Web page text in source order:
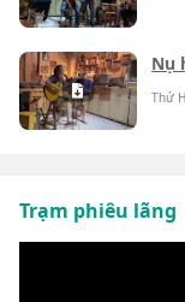
Nụ
Thứ
Trạm phiêu lãng